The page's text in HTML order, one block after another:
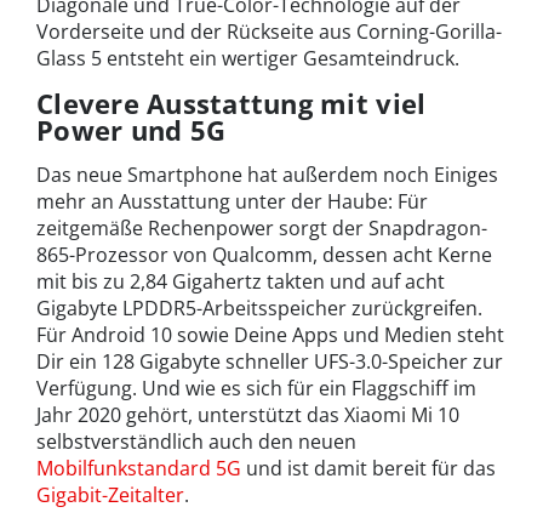
Vorderseite und der Rückseite aus Corning-Gorilla-
Glass 5 entsteht ein wertiger Gesamteindruck.
Clevere Ausstattung mit viel
Power und 5G
Das neue Smartphone hat außerdem noch Einiges
mehr an Ausstattung unter der Haube: Für
zeitgemäße Rechenpower sorgt der Snapdragon-
865-Prozessor von Qualcomm, dessen acht Kerne
mit bis zu 2,84 Gigahertz takten und auf acht
Gigabyte LPDDR5-Arbeitsspeicher zurückgreifen.
Für Android 10 sowie Deine Apps und Medien steht
Dir ein 128 Gigabyte schneller UFS-3.0-Speicher zur
Verfügung. Und wie es sich für ein Flaggschiff im
Jahr 2020 gehört, unterstützt das Xiaomi Mi 10
selbstverständlich auch den neuen
Mobilfunkstandard 5G und ist damit bereit für das
Gigabit-Zeitalter.